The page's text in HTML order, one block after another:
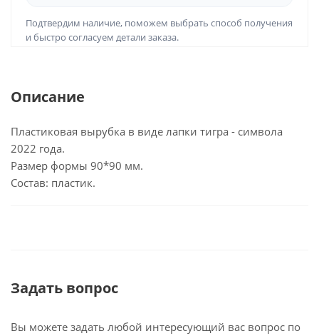
Подтвердим наличие, поможем выбрать способ получения
и быстро согласуем детали заказа.
Описание
Пластиковая вырубка в виде лапки тигра - символа
2022 года.
Размер формы 90*90 мм.
Состав: пластик.
Задать вопрос
Вы можете задать любой интересующий вас вопрос по